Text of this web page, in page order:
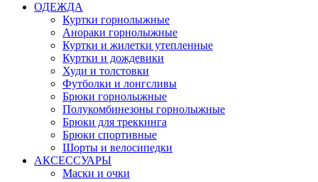
ОДЕЖДА
Куртки горнолыжные
Анораки горнолыжные
Куртки и жилетки утепленные
Куртки и дождевики
Худи и толстовки
Футболки и лонгсливы
Брюки горнолыжные
Полукомбинезоны горнолыжные
Брюки для треккинга
Брюки спортивные
Шорты и велосипедки
АКСЕССУАРЫ
Маски и очки